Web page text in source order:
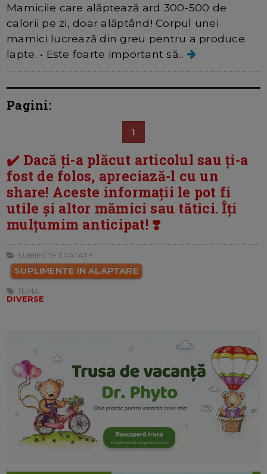
Mamicile care alăptează ard 300-500 de
calorii pe zi, doar alăptând! Corpul unei
mamici lucrează din greu pentru a produce
lapte. • Este foarte important să...
Pagini:
1
✔️ Dacă ți-a plăcut articolul sau ți-a
fost de folos, apreciază-l cu un
share! Aceste informații le pot fi
utile și altor mămici sau tătici. Îți
mulțumim anticipat! ❣️
SUBIECTE TRATATE:
SUPLIMENTE IN ALAPTARE
TEMA:
DIVERSE